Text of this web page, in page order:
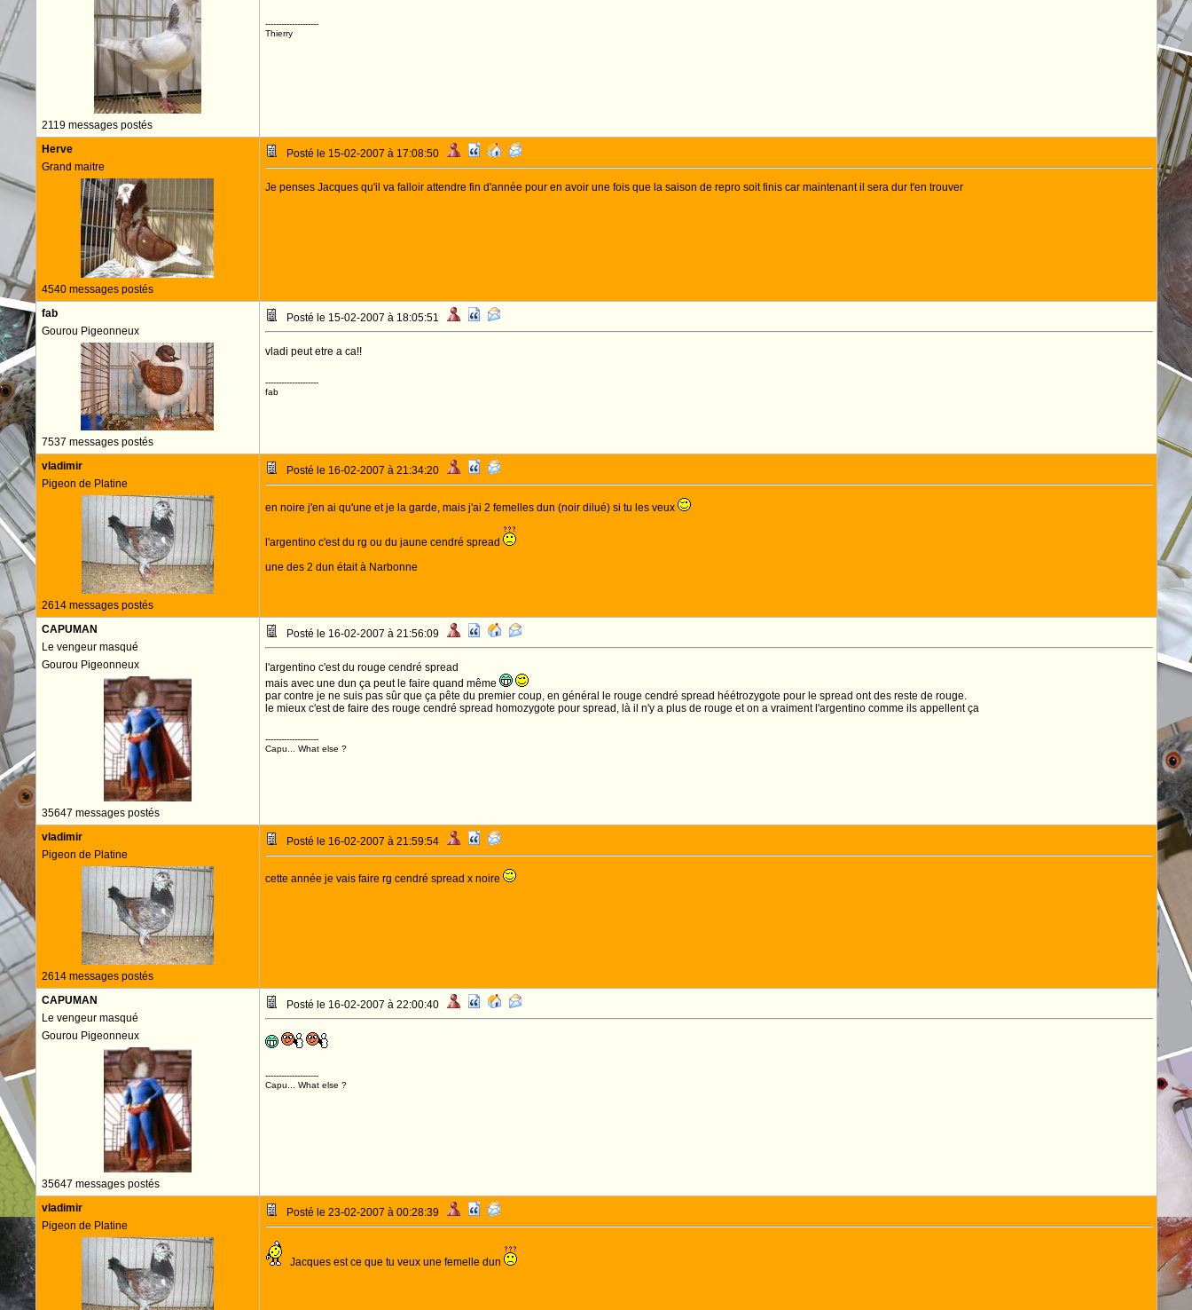
2119 messages postés
--------------------
Thierry
Herve
Grand maitre
4540 messages postés
Posté le 15-02-2007 à 17:08:50
Je penses Jacques qu'il va falloir attendre fin d'année pour en avoir une fois que la saison de repro soit finis car maintenant il sera dur t'en trouver
fab
Gourou Pigeonneux
7537 messages postés
Posté le 15-02-2007 à 18:05:51
vladi peut etre a ca!!
--------------------
fab
vladimir
Pigeon de Platine
2614 messages postés
Posté le 16-02-2007 à 21:34:20
en noire j'en ai qu'une et je la garde, mais j'ai 2 femelles dun (noir dilué) si tu les veux
l'argentino c'est du rg ou du jaune cendré spread
une des 2 dun était à Narbonne
CAPUMAN
Le vengeur masqué
Gourou Pigeonneux
35647 messages postés
Posté le 16-02-2007 à 21:56:09
l'argentino c'est du rouge cendré spread
mais avec une dun ça peut le faire quand même
par contre je ne suis pas sûr que ça pête du premier coup, en général le rouge cendré spread héétrozygote pour le spread ont des reste de rouge.
le mieux c'est de faire des rouge cendré spread homozygote pour spread, là il n'y a plus de rouge et on a vraiment l'argentino comme ils appellent ça
--------------------
Capu... What else ?
vladimir
Pigeon de Platine
2614 messages postés
Posté le 16-02-2007 à 21:59:54
cette année je vais faire rg cendré spread x noire
CAPUMAN
Le vengeur masqué
Gourou Pigeonneux
35647 messages postés
Posté le 16-02-2007 à 22:00:40
--------------------
Capu... What else ?
vladimir
Pigeon de Platine
Posté le 23-02-2007 à 00:28:39
Jacques est ce que tu veux une femelle dun